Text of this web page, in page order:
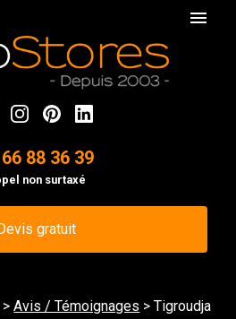
menu
88 36 39
non surtaxé
Devis gratuit
>Avis / Témoignages >Tigroudja